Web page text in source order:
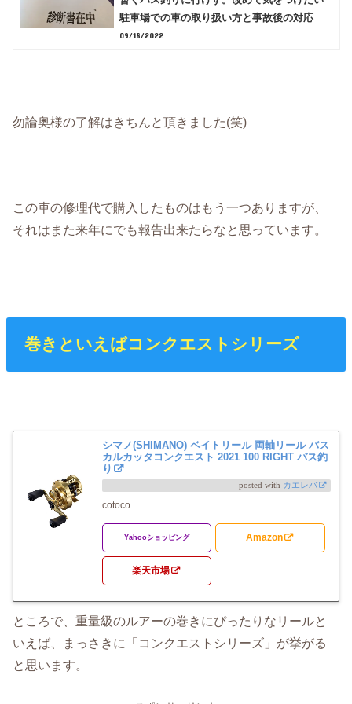
駐車場での車の取り扱い方と事故後の対応
09/18/2022
勿論奥様の了解はきちんと頂きました(笑)
この車の修理代で購入したものはもう一つありますが、
それはまた来年にでも報告出来たらなと思っています。
巻きといえばコンクエストシリーズ
シマノ(SHIMANO) ベイトリール 両軸リール バス
カルカッタコンクエスト 2021 100 RIGHT バス釣
り
posted with カエレバ
cotoco
Yahooショッピング Amazon
楽天市場
ところで、重量級のルアーの巻きにぴったりなリールと
いえば、まっさきに「コンクエストシリーズ」が挙がる
と思います。